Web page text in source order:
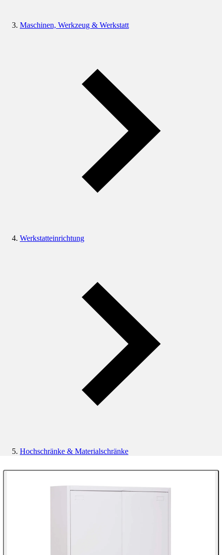
Maschinen, Werkzeug & Werkstatt
Werkstatteinrichtung
Hochschränke & Materialschränke